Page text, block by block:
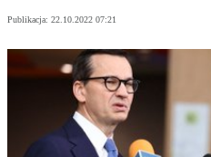
Publikacja: 22.10.2022 07:21